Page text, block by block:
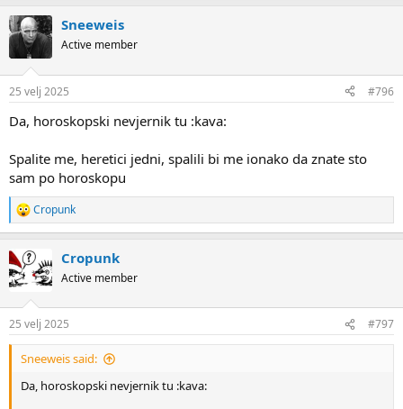
Sneeweis
Active member
25 velj 2025 #796
Da, horoskopski nevjernik tu :kava:
Spalite me, heretici jedni, spalili bi me ionako da znate sto
sam po horoskopu
R
e
c
t
i
s
:
Cropunk
Cropunk
Active member
25 velj 2025 #797
Sneeweis said:
Da, horoskopski nevjernik tu :kava: